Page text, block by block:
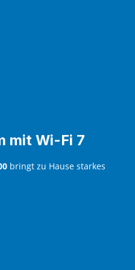
mit Wi-Fi 7
bringt zu Hause starkes